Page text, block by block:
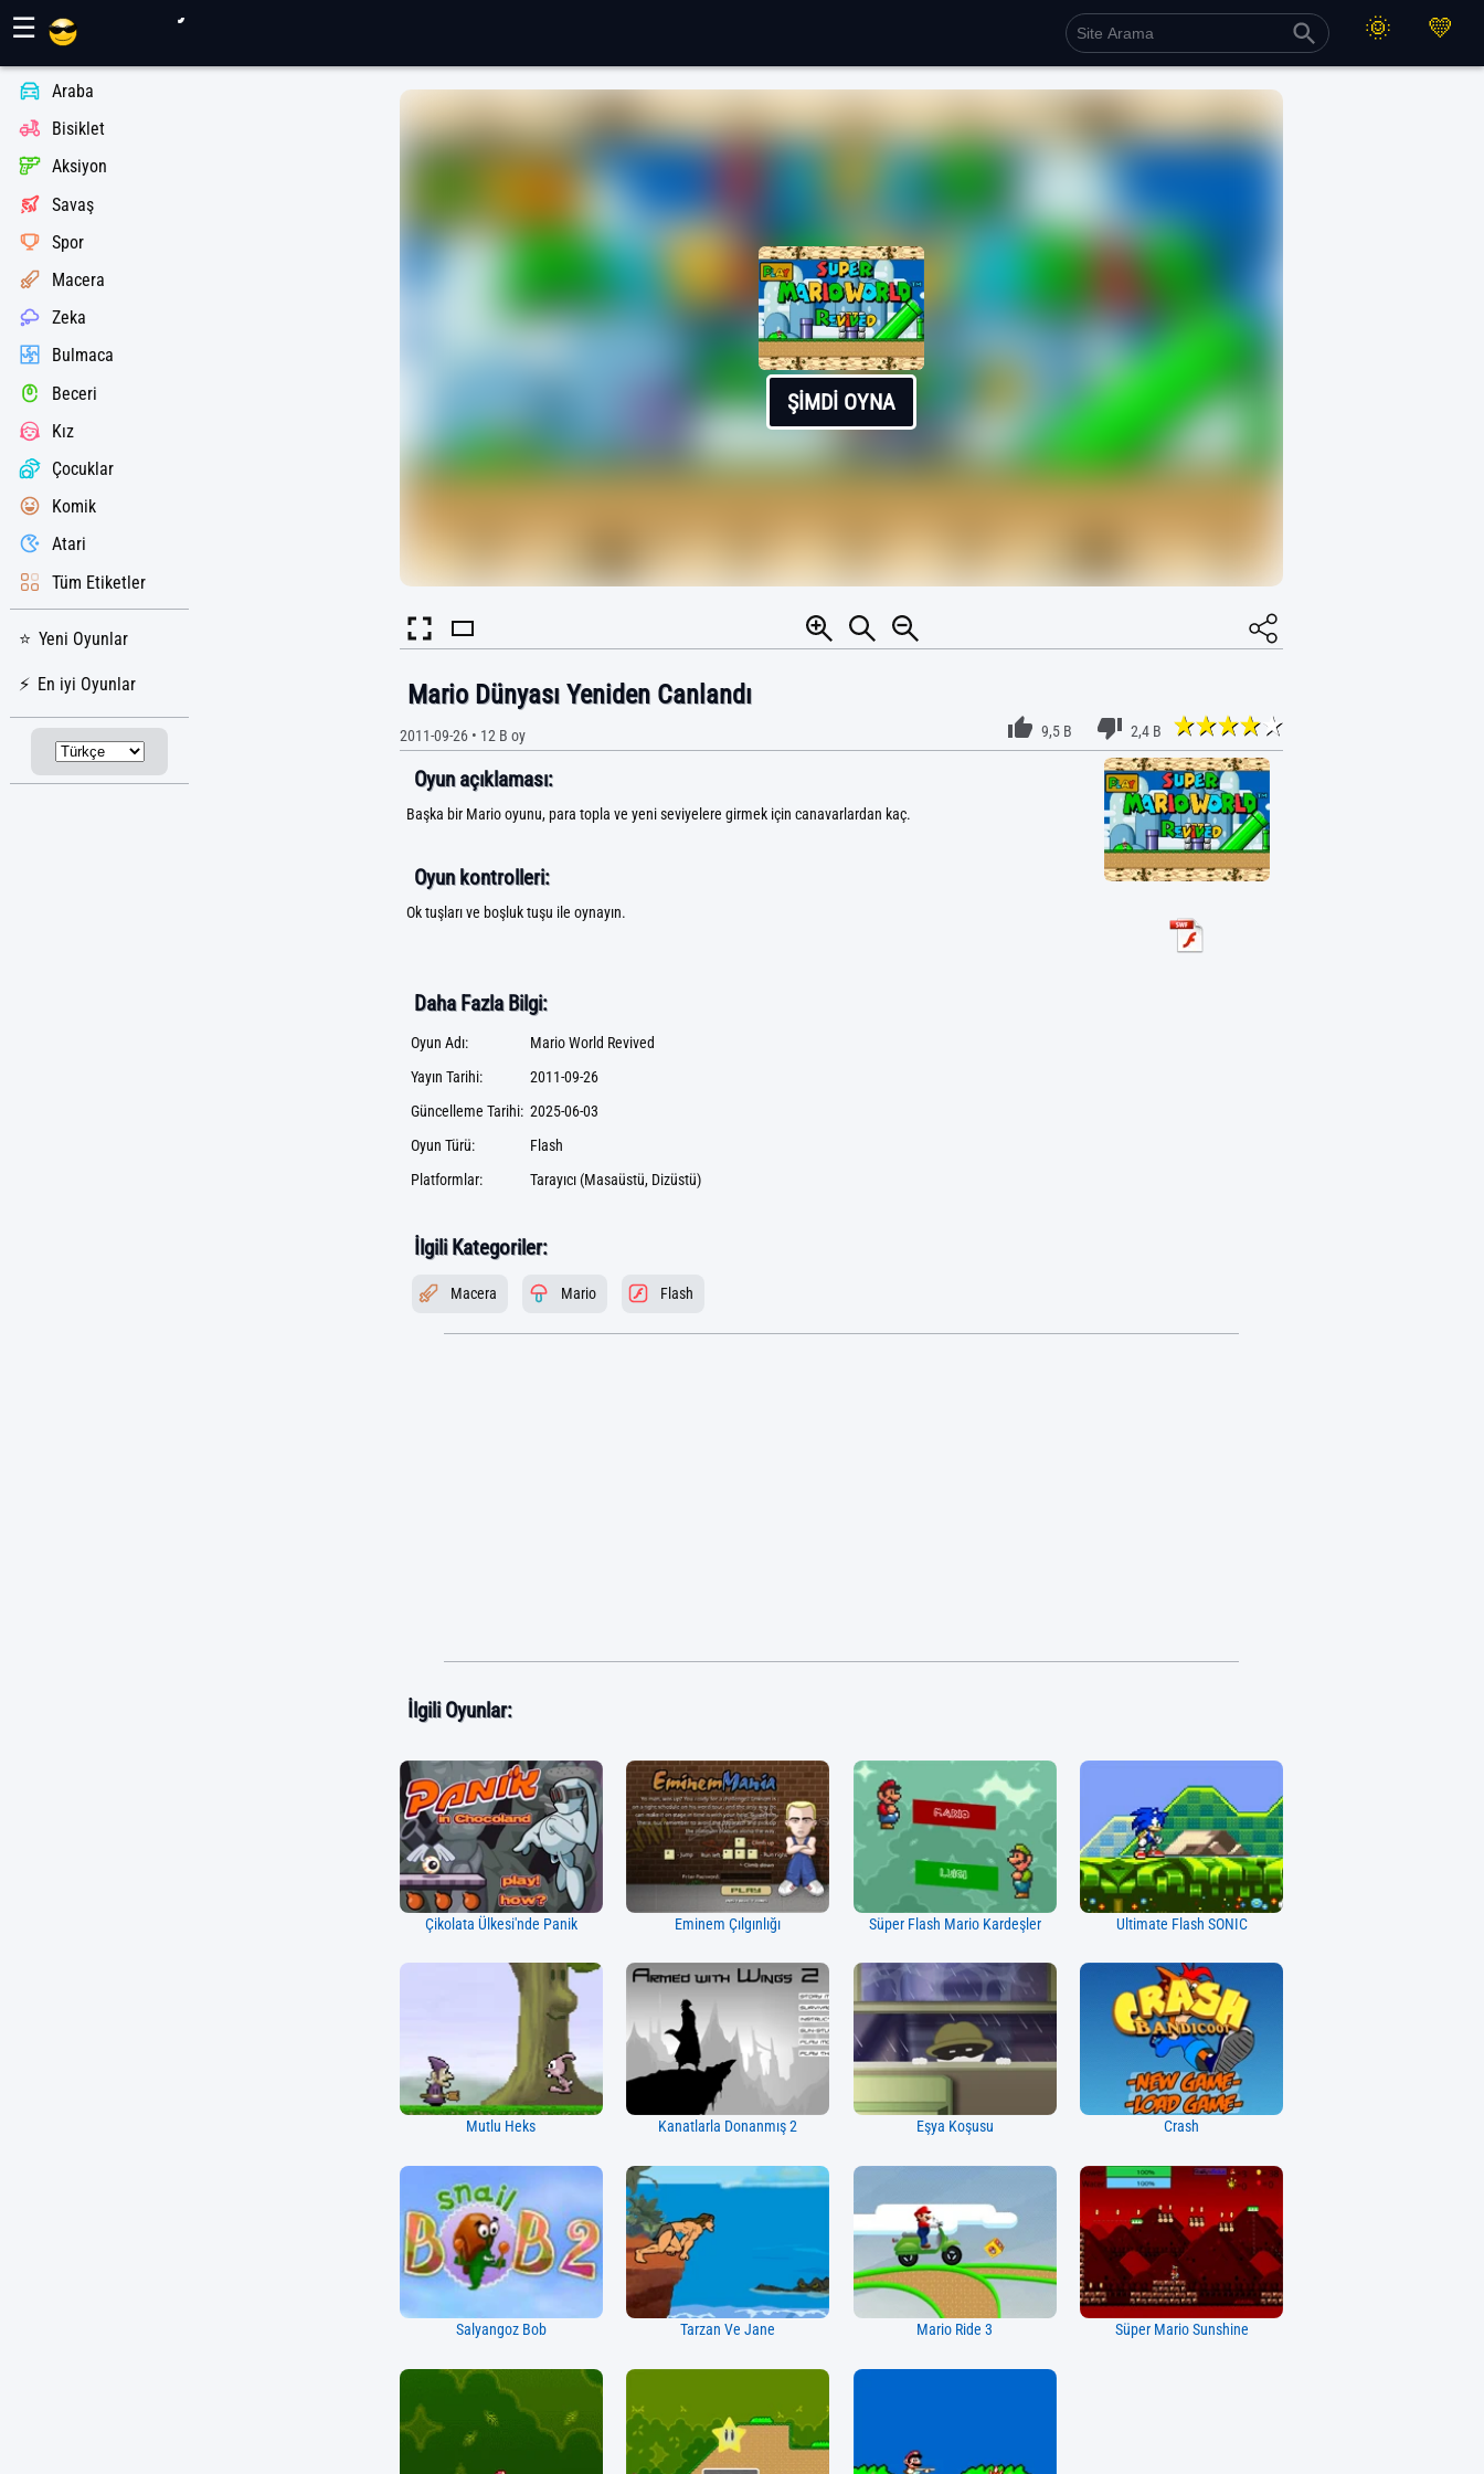
☰
Araba
Bisiklet
Aksiyon
Savaş
Spor
Macera
Zeka
Bulmaca
Beceri
Kız
Çocuklar
Komik
Atari
Tüm Etiketler
Yeni Oyunlar
En iyi Oyunlar
ŞIMDI OYNA
Mario Dünyası Yeniden Canlandı
2011-09-26• 12 B oy 9,5 B 2,4 B
Oyun açıklaması:
Başka bir Mario oyunu, para topla ve yeni seviyelere girmek için canavarlardan kaç.
Oyun kontrolleri:
Ok tuşları ve boşluk tuşu ile oynayın.
Daha Fazla Bilgi:
Oyun Adı:
Mario World Revived
Yayın Tarihi:
2011-09-26
Güncelleme Tarihi: 2025-06-03
Oyun Türü:
Flash
Platformlar:
Tarayıcı (Masaüstü, Dizüstü)
İlgili Kategoriler:
Macera Mario Flash
İlgili Oyunlar:
Çikolata Ülkesi'nde Panik Eminem Çılgınlığı Süper Flash Mario Kardeşler Ultimate Flash SONIC
Mutlu Heks Kanatlarla Donanmış 2 Eşya Koşusu Crash
Salyangoz Bob Tarzan Ve Jane Mario Ride 3 Süper Mario Sunshine